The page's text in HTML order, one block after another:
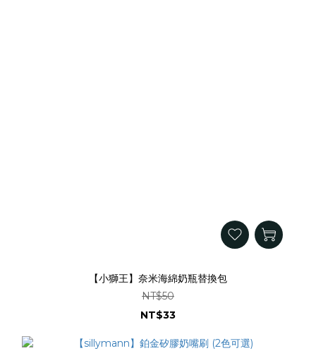
【小獅王】奈米海綿奶瓶替換包
NT$50
NT$33